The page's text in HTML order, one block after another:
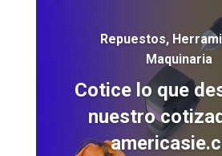
Repuestos,
Maquinaria
Cotice lo que
nuestro